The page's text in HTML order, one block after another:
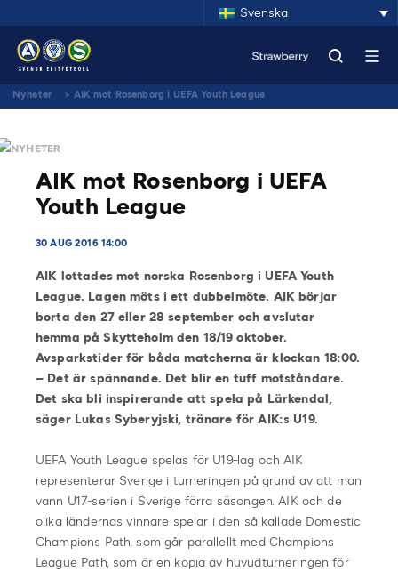
Svenska
Nyheter > AIK mot Rosenborg i UEFA Youth League
NYHETER
AIK mot Rosenborg i UEFA
Youth League
30 AUG 2016 14:00
AIK lottades mot norska Rosenborg i UEFA Youth
League. Lagen möts i ett dubbelmöte. AIK börjar
borta den 27 eller 28 september och avslutar
hemma på Skytteholm den 18/19 oktober.
Avsparkstider för båda matcherna är klockan 18:00.
– Det är spännande. Det blir en tuff motståndare.
Det ska bli inspirerande att spela på Lärkendal,
säger Lukas Syberyjski, tränare för AIK:s U19.
UEFA Youth League spelas för U19-lag och AIK
representerar Sverige i turneringen på grund av att man
vann U17-serien i Sverige förra säsongen. AIK och de
olika ländernas vinnare spelar i den så kallade Domestic
Champions Path, som går parallellt med Champions
League Path, som är en kopia av huvudturneringen för